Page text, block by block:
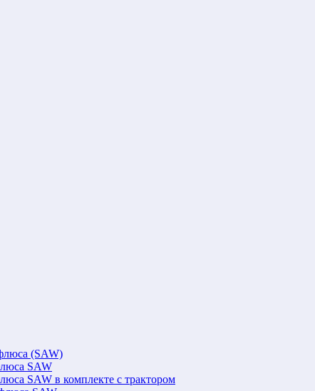
(SAW)
SAW
SAW в комплекте с трактором